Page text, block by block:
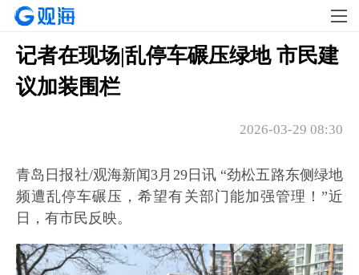
记者在现场|乱停车碾压绿地 市民建
议加装围栏
2026-03-29 08:30
青岛日报社/观海新闻3月29日讯 “劲松五路东侧绿地
频遭乱停车碾压，希望有关部门能加强管理！”近
日，有市民反映。